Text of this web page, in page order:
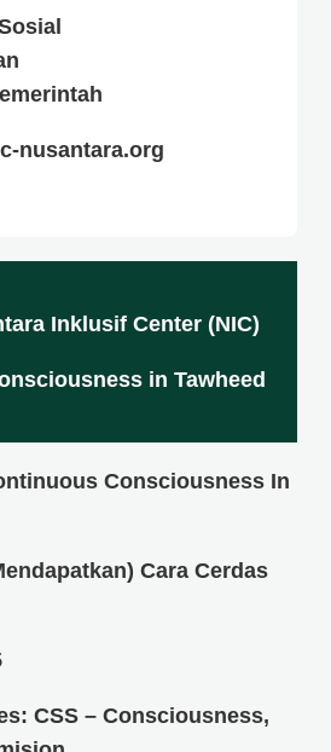
nusantara.org
Inklusif Center (NIC)
in Tawheed
Consciousness In
Cara Cerdas
CSS – Consciousness,